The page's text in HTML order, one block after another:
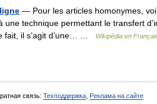
— Pour les articles homonymes,
une technique permettant le transfert
fait, il s’agit d’une… …
Wikipédia en
связь: Техподдержка Реклама на сайте